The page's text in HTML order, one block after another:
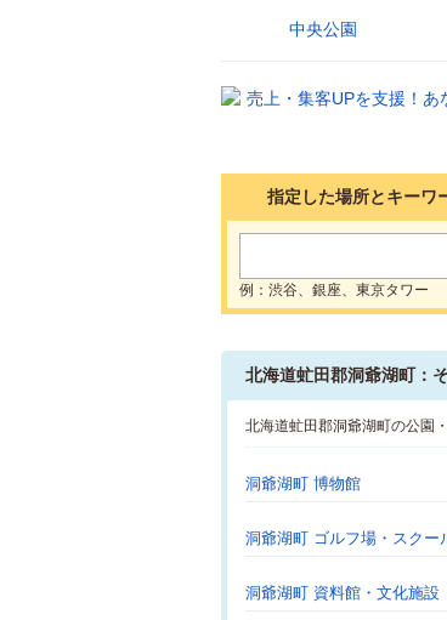
中央公園
指定した場所とキーワ
例：渋谷、銀座、東京タワー
北海道虻田郡洞爺湖町：
北海道虻田郡洞爺湖町の公園
洞爺湖町 博物館
洞爺湖町 ゴルフ場・スクー
洞爺湖町 資料館・文化施設